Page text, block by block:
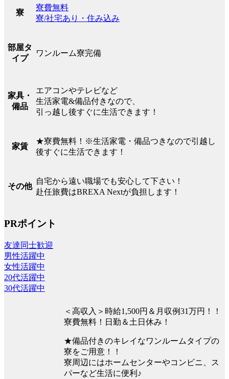
寮
寮費無料
寮/社宅あり・住み込み
部屋タ
イプ
ワンルーム寮完備
家具・
備品
エアコンやテレビなど
生活家電&備品付きなので、
引っ越し後すぐに生活できます！
家賃
★寮費無料！※生活家電・備品つきなので引越し
後すぐに生活できます！
その他
自宅から遠い職場でも安心して下さい！
赴任旅費はBREXA Nextが負担します！
PRポイント
友達同士歓迎
男性活躍中
女性活躍中
20代活躍中
30代活躍中
＜高収入＞時給1,500円＆月収例31万円！！
寮費無料！日勤＆土日休み！
★備品付きのキレイなワンルームタイプの
寮をご用意！！
寮周辺にはホームセンターやコンビニ、ス
パーなど生活に便利♪